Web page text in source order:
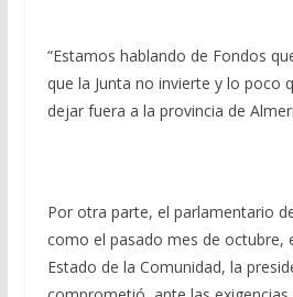
“Estamos hablando de Fondos
que la Junta no invierte y lo poco
dejar fuera a la provincia de
Por otra parte, el parlamentario
como el pasado mes de octubre,
Estado de la Comunidad, la